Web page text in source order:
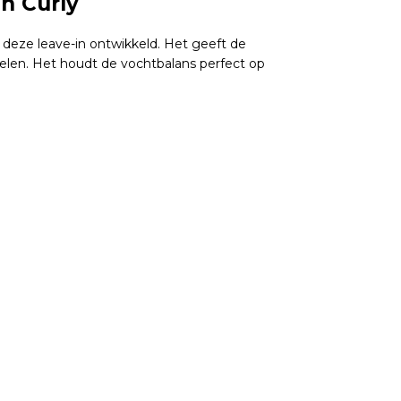
deze leave-in ontwikkeld. Het geeft de
Het houdt de vochtbalans perfect op